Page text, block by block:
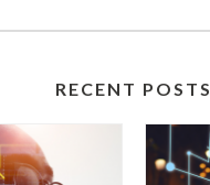
RECENT POSTS